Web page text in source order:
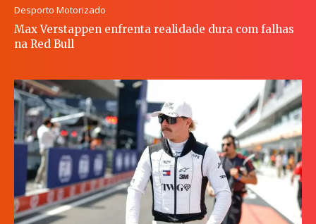
Desporto Motorizado
Max Verstappen enfrenta realidade dura com falhas
na Red Bull